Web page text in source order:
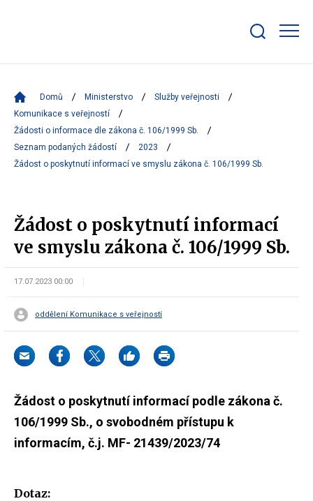
bar
Domů Ministerstvo
Služby veřejnosti
Komunikace s veřejností
Žádosti o informace dle zákona č. 106/1999 Sb.
Seznam podaných žádostí
2023
Žádost o poskytnutí informací ve smyslu zákona č. 106/1999 Sb.
Žádost o poskytnutí informací
ve smyslu zákona č. 106/1999 Sb.
17.07.2023 00:00
oddělení Komunikace s veřejností
Žádost o poskytnutí informací podle zákona č.
106/1999 Sb., o svobodném přístupu k
informacím, č.j. MF- 21439/2023/74
Dotaz: